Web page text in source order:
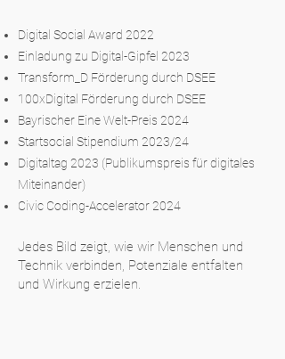
Digital Social Award 2022
Einladung zu Digital-Gipfel 2023
Transform_D Förderung durch DSEE
100xDigital Förderung durch DSEE
Bayrischer Eine Welt-Preis 2024
Startsocial Stipendium 2023/24
Digitaltag 2023 (Publikumspreis für digitales
Miteinander)
Civic Coding-Accelerator 2024
Jedes Bild zeigt, wie wir Menschen und
Technik verbinden, Potenziale entfalten
und Wirkung erzielen.